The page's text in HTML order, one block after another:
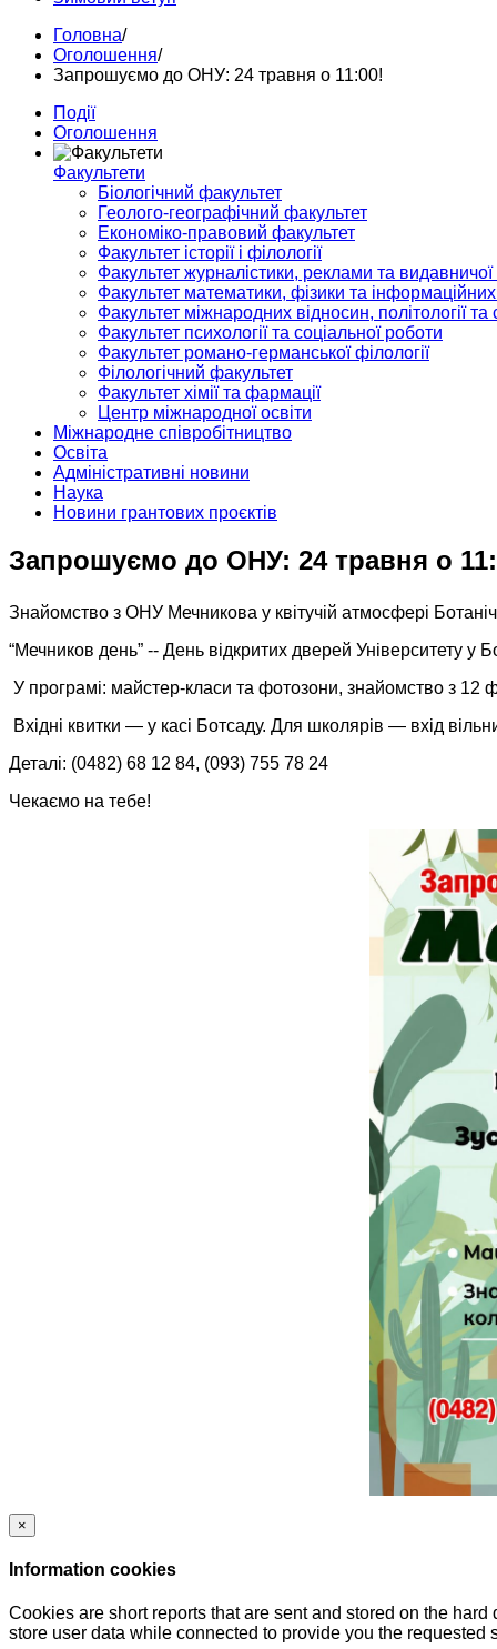
Головна/
Оголошення/
Запрошуємо до ОНУ: 24 травня о 11:00!
Події
Оголошення
Факультети
Біологічний факультет
Геолого-географічний факультет
Економіко-правовий факультет
Факультет історії і філології
Факультет журналістики, реклами та
Факультет математики, фізики та інформаційних
Факультет міжнародних відносин, політології та
Факультет психології та соціальної роботи
Факультет романо-германської філології
Філологічний факультет
Факультет хімії та фармації
Центр міжнародної освіти
Міжнародне співробітництво
Освіта
Адміністративні новини
Наука
Новини грантових проєктів
Запрошуємо до ОНУ: 24 травня о
Знайомство з ОНУ Мечникова у квітучій атмосфері
“Мечников день” -- День вiдкритих дверей Унiверситету у
У програмі: майстер-класи та фотозони, знайомство з
Вхідні квитки — у касі Ботсаду. Для школярів — вхід
Деталi: (0482) 68 12 84, (093) 755 78 24
Чекаємо на тебе!
×
Information cookies
Cookies are short reports that are sent and stored on the
store user data while connected to provide you the